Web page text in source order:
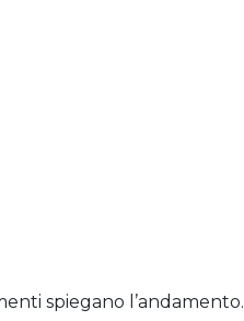
spiegano l’andamento.